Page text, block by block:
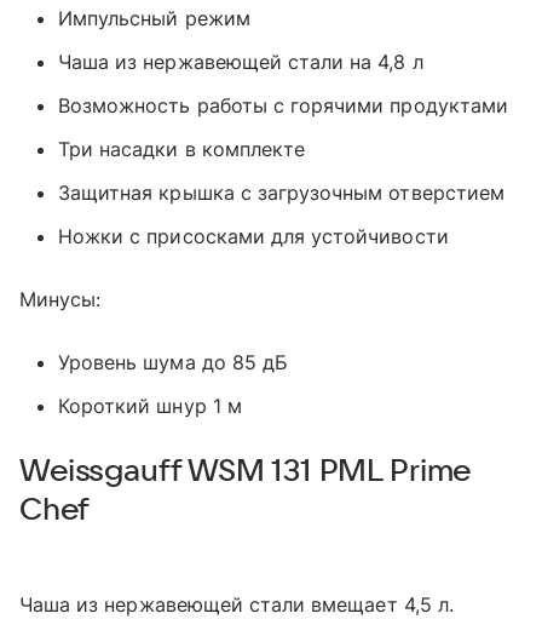
Импульсный режим
Чаша из нержавеющей стали на 4,8 л
Возможность работы с горячими продуктами
Три насадки в комплекте
Защитная крышка с загрузочным отверстием
Ножки с присосками для устойчивости
Минусы:
Уровень шума до 85 дБ
Короткий шнур 1 м
Weissgauff WSM 131 PML Prime
Chef
Чаша из нержавеющей стали вмещает 4,5 л.